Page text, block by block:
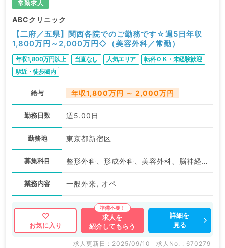
常勤求人
ABCクリニック
【二府／五県】関西各院でのご勤務です☆週5日年収
1,800万円～2,000万円◇（美容外科／常勤）
年収1,800万円以上 当直なし 人気エリア
転科ＯＫ・未経験歓迎
駅近・徒歩圏内
給与 年収1,800万円 ～ 2,000万円
勤務日数 週5.00日
勤務地 東京都新宿区
募集科目 整形外科、形成外科、美容外科、脳神経外科、呼吸器外科、心臓血管外科、小児外科、泌尿器科、外科系全般、一般外科、消化器外科、乳腺外科、救急科・ＩＣＵ
業務内容 一般外来, オペ
お気に入り
求人を
紹介してもらう
詳細を
見る
求人更新日 : 2025/09/10 求人No. : 670279